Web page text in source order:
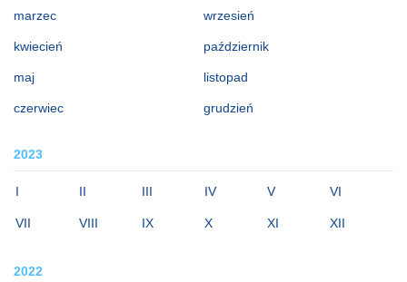
marzec
kwiecień
maj
czerwiec
wrzesień
październik
listopad
grudzień
2023
I II III IV V VI
VII VIII IX X XI XII
2022